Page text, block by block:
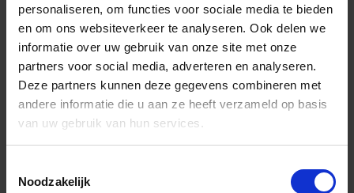
personaliseren, om functies voor sociale media te bieden
en om ons websiteverkeer te analyseren. Ook delen we
informatie over uw gebruik van onze site met onze
partners voor social media, adverteren en analyseren.
Deze partners kunnen deze gegevens combineren met
andere informatie die u aan ze heeft verzameld op basis
van uw gebruik van hun services.
Noodzakelijk